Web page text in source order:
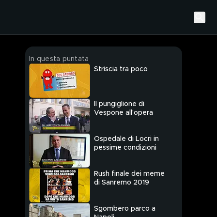
In questa puntata
Striscia tra poco
Il pungiglione di
Vespone all'opera
Ospedale di Locri in
pessime condizioni
Rush finale dei meme
di Sanremo 2019
Sgombero parco a